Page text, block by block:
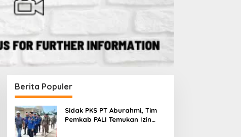
Berita Populer
Sidak PKS PT Aburahmi, Tim
Pemkab PALI Temukan Izin